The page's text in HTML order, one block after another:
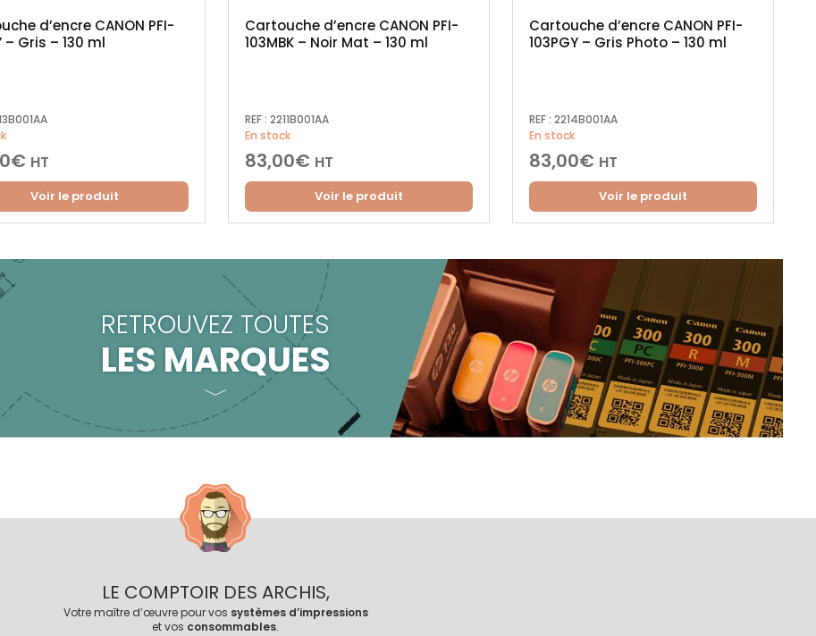
d’encre CANON PFI-
– Gris – 130 ml
€ HT
Voir le produit
Cartouche d’encre CANON PFI-
103MBK – Noir Mat – 130 ml
REF : 2211B001AA
En stock
83,00€ HT
Voir le produit
Cartouche d’encre CANON PFI-
103PGY – Gris Photo – 130 ml
REF : 2214B001AA
En stock
83,00€ HT
Voir le produit
RETROUVEZ TOUTES
LES MARQUES
LE COMPTOIR DES ARCHIS,
Votre maître d’œuvre pour vos systèmes d’impressions
et vos consommables.